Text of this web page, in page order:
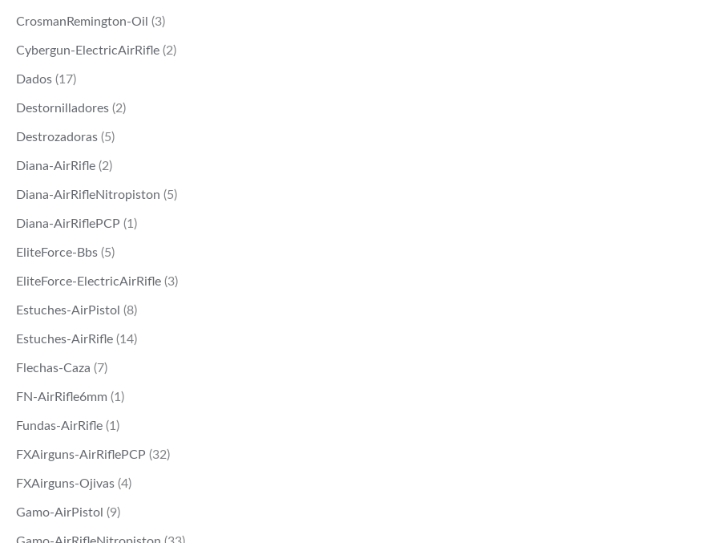
CrosmanRemington-Oil (3)
Cybergun-ElectricAirRifle (2)
Dados (17)
Destornilladores (2)
Destrozadoras (5)
Diana-AirRifle (2)
Diana-AirRifleNitropiston (5)
Diana-AirRiflePCP (1)
EliteForce-Bbs (5)
EliteForce-ElectricAirRifle (3)
Estuches-AirPistol (8)
Estuches-AirRifle (14)
Flechas-Caza (7)
FN-AirRifle6mm (1)
Fundas-AirRifle (1)
FXAirguns-AirRiflePCP (32)
FXAirguns-Ojivas (4)
Gamo-AirPistol (9)